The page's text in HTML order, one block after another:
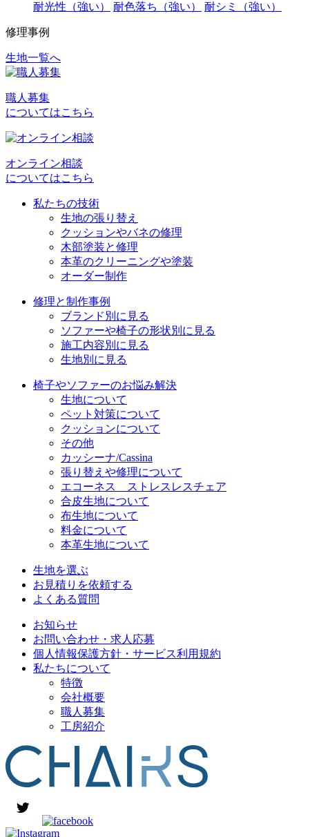
耐光性（強い）
耐色落ち（強い） 耐シミ（強い）
修理事例
投
ナ
ビ
ー
生地一覧へ
職人募集
についてはこちら
オンライン相談
についてはこちら
私たちの技術
生地の張り替え
クッションやバネの修理
木部塗装と修理
本革のクリーニングや塗装
オーダー制作
修理と制作事例
ブランド別に見る
ソファーや椅子の形状別に見る
施工内容別に見る
生地別に見る
椅子やソファーのお悩み解決
生地について
ペット対策について
クッションについて
その他
カッシーナ/Cassina
張り替えや修理について
エコーネス ストレスレスチェア
合皮生地について
布生地について
料金について
本革生地について
生地を選ぶ
お見積りを依頼する
よくある質問
お知らせ
お問い合わせ・求人応募
個人情報保護方針・サービス利用規約
私たちについて
特徴
会社概要
職人募集
工房紹介